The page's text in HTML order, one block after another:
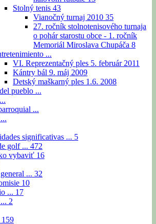
Stolný tenis 43
Vianočný turnaj 2010 35
27. ročník stolnotenisového turnaja
o pohár starostu obce - 1. ročník
Memoriál Miroslava Chupáča 8
...
VI. Reprezentačný ples 5. február 2011
Kántry bál 9. máj 2009
Detský maškarný ples 1.6. 2008
pueblo ...
...
significativas ... 5
golf ... 472
vybaviť 16
... 32
10
... 17
2
159